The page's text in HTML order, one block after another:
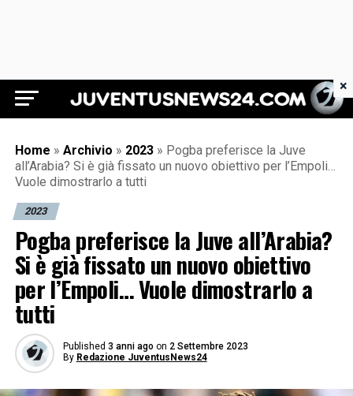
Juventus News 24
Home » Archivio » 2023 » Pogba preferisce la Juve
all’Arabia? Si è già fissato un nuovo obiettivo per l’Empoli…
Vuole dimostrarlo a tutti
2023
Pogba preferisce la Juve all’Arabia?
Si è già fissato un nuovo obiettivo
per l’Empoli… Vuole dimostrarlo a
tutti
Published 3 anni ago on 2 Settembre 2023
By Redazione JuventusNews24
×